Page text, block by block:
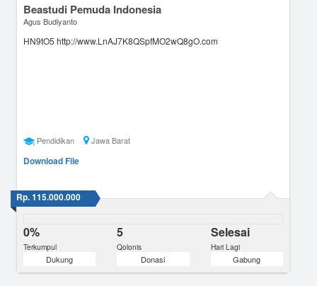
Beastudi Pemuda Indonesia
Agus Budiyanto
HN9tO5 http://www.LnAJ7K8QSpfMO2wQ8gO.com
Pendidikan Jawa Barat
Download File
Rp. 115.000.000
0%
Terkumpul
5
Qolonis
Selesai
Hari Lagi
Dukung Donasi Gabung